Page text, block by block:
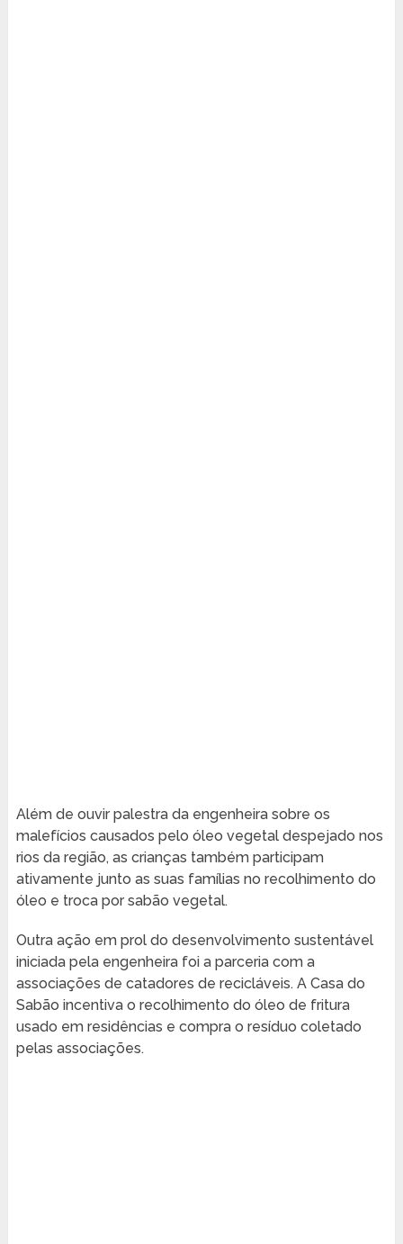
Além de ouvir palestra da engenheira sobre os
malefícios causados pelo óleo vegetal despejado nos
rios da região, as crianças também participam
ativamente junto as suas famílias no recolhimento do
óleo e troca por sabão vegetal.
Outra ação em prol do desenvolvimento sustentável
iniciada pela engenheira foi a parceria com a
associações de catadores de recicláveis. A Casa do
Sabão incentiva o recolhimento do óleo de fritura
usado em residências e compra o resíduo coletado
pelas associações.